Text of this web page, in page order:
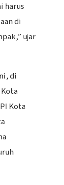
harus
di
ujar
di
Kota